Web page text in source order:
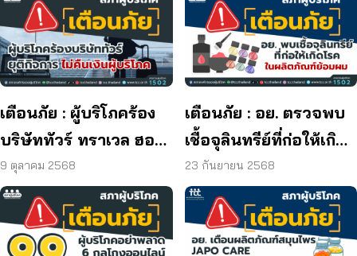
เตือนภัย : ผู้บริโภคร้อง
บริษัททัวร์ ทราเวล ฮอลิ
เดย์ ยุติกิจการ ไม่คืนเงิน
ผู้บริโภค
9 ตุลาคม 2568
เตือนภัย : อย. ตรวจพบ
เชื้อจุลินทรีย์ที่ก่อให้เกิด
โรค และพบแบคทีเรีย
ยีสต์ และรา เกิน
มาตรฐานกำหนด ใน
ผลิตภัณฑ์ย้อมผม
23 กันยายน 2568